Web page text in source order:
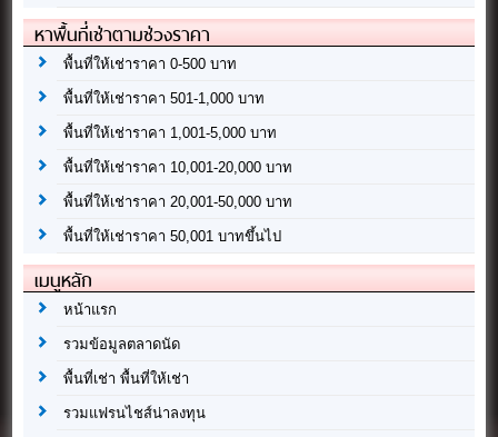
หาพื้นที่เช่าตามช่วงราคา
พื้นที่ให้เช่าราคา 0-500 บาท
พื้นที่ให้เช่าราคา 501-1,000 บาท
พื้นที่ให้เช่าราคา 1,001-5,000 บาท
พื้นที่ให้เช่าราคา 10,001-20,000 บาท
พื้นที่ให้เช่าราคา 20,001-50,000 บาท
พื้นที่ให้เช่าราคา 50,001 บาทขึ้นไป
เมนูหลัก
หน้าแรก
รวมข้อมูลตลาดนัด
พื้นที่เช่า พื้นที่ให้เช่า
รวมแฟรนไชส์น่าลงทุน